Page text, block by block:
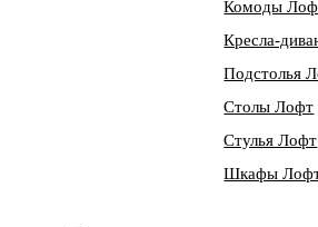
Комоды
Кресла-
Подстолья
Столы Лофт
Стулья Лофт
Шкафы